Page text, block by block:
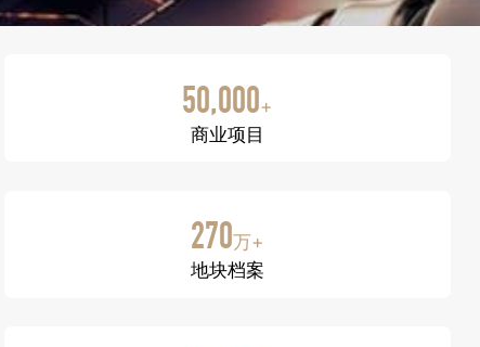
50,000+
商业项目
270万+
地块档案